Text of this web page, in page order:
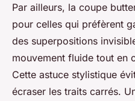
Par ailleurs, la coupe
pour celles qui préfèrent
des superpositions
mouvement fluide tout en
Cette astuce stylistique
écraser les traits carrés.